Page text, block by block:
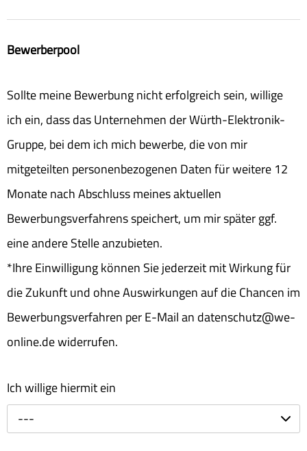
Bewerberpool
Sollte meine Bewerbung nicht erfolgreich sein, willige
ich ein, dass das Unternehmen der Würth-Elektronik-
Gruppe, bei dem ich mich bewerbe, die von mir
mitgeteilten personenbezogenen Daten für weitere 12
Monate nach Abschluss meines aktuellen
Bewerbungsverfahrens speichert, um mir später ggf.
eine andere Stelle anzubieten.
*Ihre Einwilligung können Sie jederzeit mit Wirkung für
die Zukunft und ohne Auswirkungen auf die Chancen im
Bewerbungsverfahren per E-Mail an datenschutz@we-
online.de widerrufen.
Ich willige hiermit ein
---